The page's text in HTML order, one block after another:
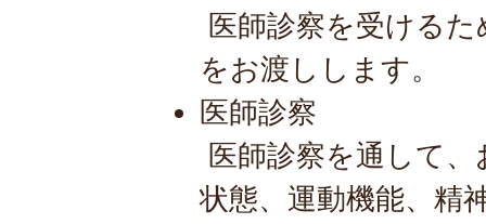
医師診察を受ける
をお渡しします。
医師診察
医師診察を通して
状態、運動機能、精